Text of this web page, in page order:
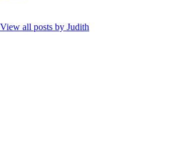
View all posts by Judith